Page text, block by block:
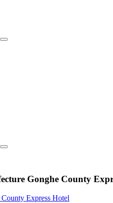
Gonghe County
Express Hotel